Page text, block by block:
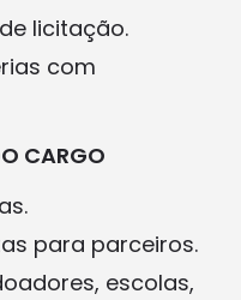
licitação.
com
CARGO
para parceiros.
escolas,